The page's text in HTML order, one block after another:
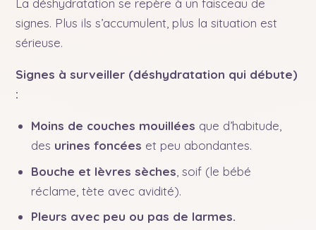
La déshydratation se repère à un faisceau de
signes. Plus ils s’accumulent, plus la situation est
sérieuse.
Signes à surveiller (déshydratation qui débute)
:
Moins de couches mouillées que d’habitude,
des urines foncées et peu abondantes.
Bouche et lèvres sèches , soif (le bébé
réclame, tète avec avidité).
Pleurs avec peu ou pas de larmes.